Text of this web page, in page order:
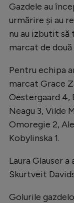
Gazdele au
urmărire şi au
nu au izbutit să
marcat de
Pentru echipa
marcat Grace
Oestergaard
Neagu 3, Vilde
Omoregie 2,
Kobylinska 1.
Laura Glauser
Skurtveit
Golurile